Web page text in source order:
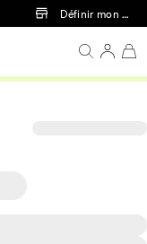
au contenu principal
Définir mon